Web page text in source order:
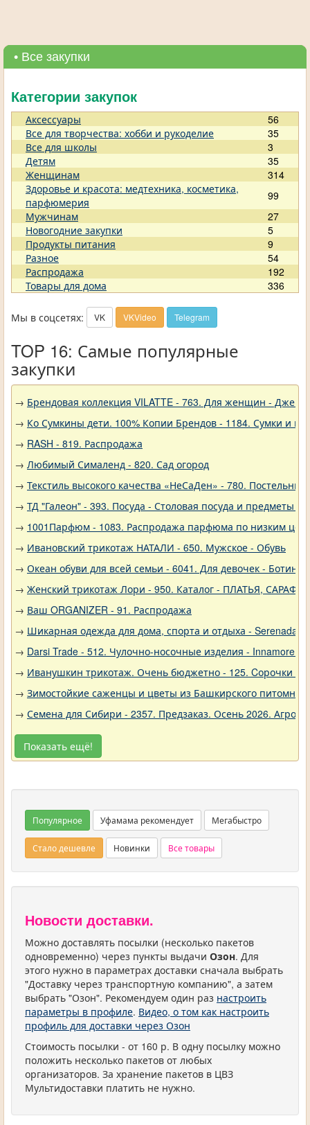
• Все закупки
Категории закупок
Аксессуары
56
Все для творчества: хобби и рукоделие
35
Все для школы
3
Детям
35
Женщинам
314
Здоровье и красота: медтехника, косметика,
парфюмерия
99
Мужчинам
27
Новогодние закупки
5
Продукты питания
9
Разное
54
Распродажа
192
Товары для дома
336
Мы в соцсетях: VK VKVideo Telegram
TOP 16: Самые популярные
закупки
→ Брендовая коллекция VILATTE - 763. Для женщин -
→ Ко Сумкины дети. 100% Копии Брендов - 1184. Сумки и
→ RASH - 819. Распродажа
→ Любимый Сималенд - 820. Сад огород
→ Текстиль высокого качества «НеСаДен» - 780.
→ ТД "Галеон" - 393. Посуда - Столовая посуда и предметы
→ 1001Парфюм - 1083. Распродажа парфюма по низким
→ Ивановский трикотаж НАТАЛИ - 650. Мужское - Обувь
→ Океан обуви для всей семьи - 6041. Для девочек - Ботинки
→ Женский трикотаж Лори - 950. Каталог - ПЛАТЬЯ,
→ Ваш ORGANIZER - 91. Распродажа
→ Шикарная одежда для дома, спорта и отдыха - Serenada
→ Darsi Trade - 512. Чулочно-носочные изделия - Innamore
→ Иванушкин трикотаж. Очень бюджетно - 125. Cорочки
→ Зимостойкие саженцы и цветы из Башкирского
→ Семена для Сибири - 2357. Предзаказ. Осень 2026.
Показать ещё!
Популярное Уфамама рекомендует Мегабыстро
Стало дешевле Новинки Все товары
Новости доставки.
Можно доставлять посылки (несколько пакетов
одновременно) через пункты выдачи Озон. Для
этого нужно в параметрах доставки сначала выбрать
"Доставку через транспортную компанию", а затем
выбрать "Озон". Рекомендуем один раз настроить
параметры в профиле. Видео, о том как настроить
профиль для доставки через Озон
Стоимость посылки - от 160 р. В одну посылку можно
положить несколько пакетов от любых
организаторов. За хранение пакетов в ЦВЗ
Мультидоставки платить не нужно.